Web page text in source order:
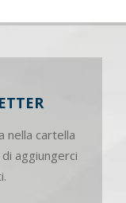
nella cartella
aggiungerci